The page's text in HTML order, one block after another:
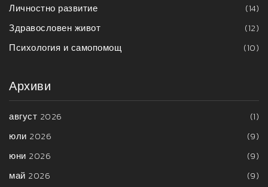
Личностно развитие
(14)
Здравословен живот
(12)
Психология и самопомощ
(10)
Архиви
август 2026
(1)
юли 2026
(9)
юни 2026
(9)
май 2026
(9)